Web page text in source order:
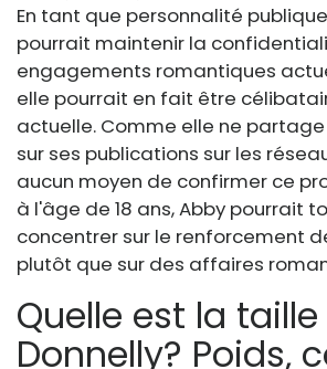
En tant que personnalité
pourrait maintenir la
engagements romantiques
elle pourrait en fait être
actuelle. Comme elle ne
sur ses publications sur les
aucun moyen de confirmer ce
à l'âge de 18 ans, Abby pourrait
concentrer sur le renforcement
plutôt que sur des affaires
Quelle est la
Donnelly? Poids,